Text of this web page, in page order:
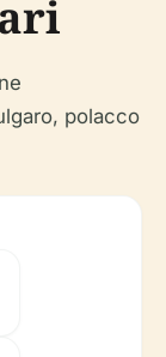
polacco